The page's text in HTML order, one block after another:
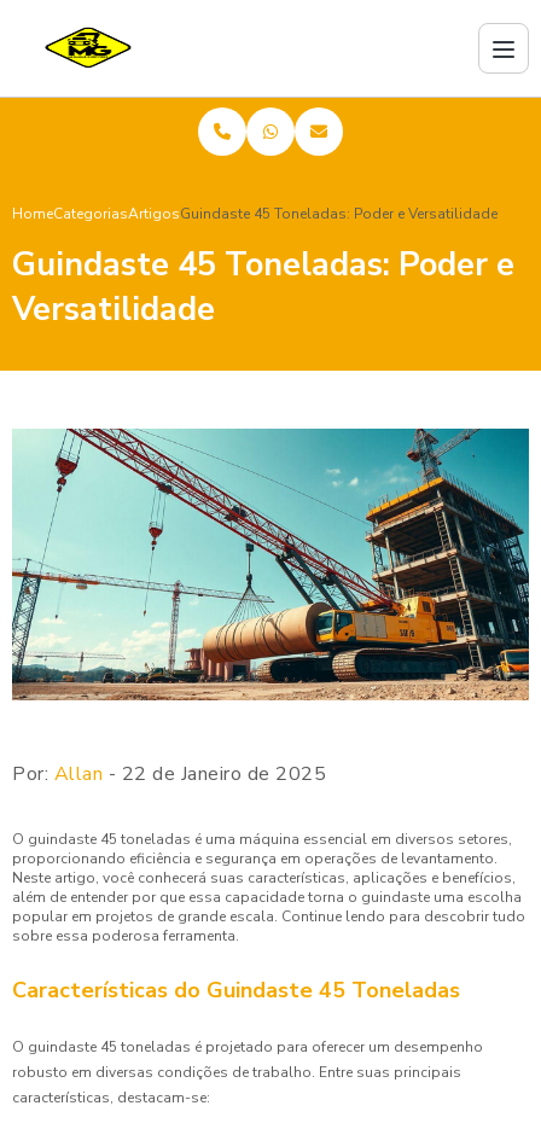
HomeCategoriasArtigosGuindaste 45 Toneladas: Poder e Versatilidade
Guindaste 45 Toneladas: Poder e
Versatilidade
Por: Allan - 22 de Janeiro de 2025
O guindaste 45 toneladas é uma máquina essencial em diversos setores,
proporcionando eficiência e segurança em operações de levantamento.
Neste artigo, você conhecerá suas características, aplicações e benefícios,
além de entender por que essa capacidade torna o guindaste uma escolha
popular em projetos de grande escala. Continue lendo para descobrir tudo
sobre essa poderosa ferramenta.
Características do Guindaste 45 Toneladas
O guindaste 45 toneladas é projetado para oferecer um desempenho
robusto em diversas condições de trabalho. Entre suas principais
características, destacam-se: